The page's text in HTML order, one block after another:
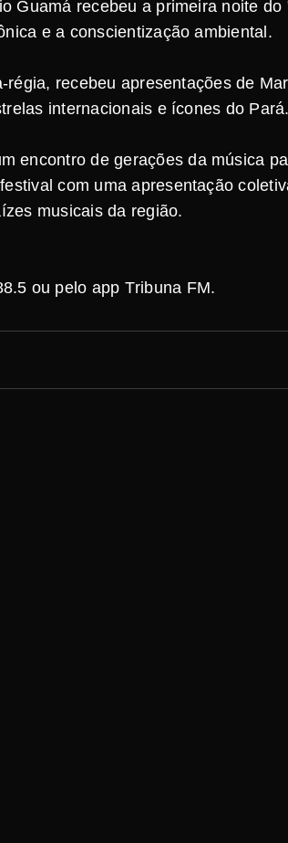
Guamá recebeu a primeira noite
e a conscientização ambiental.
recebeu apresentações de
internacionais e ícones do Pará.
encontro de gerações da música
com uma apresentação
musicais da região.
ou pelo app Tribuna FM.